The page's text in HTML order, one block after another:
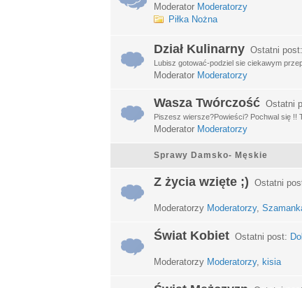
Moderator Moderatorzy
Piłka Nożna
Dział Kulinarny Ostatni post:
Lubisz gotować-podziel sie ciekawym
Moderator Moderatorzy
Wasza Twórczość Ostatni
Piszesz wiersze?Powieści? Pochwal się !!
Moderator Moderatorzy
Sprawy Damsko- Męskie
Z życia wzięte ;) Ostatni
Moderatorzy Moderatorzy,
Świat Kobiet Ostatni post:
Moderatorzy Moderatorzy, kisia